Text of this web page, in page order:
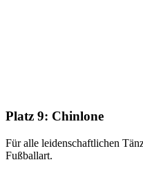
Platz 9: Chinlone
Für alle leidenschaftlichen
Fußballart.